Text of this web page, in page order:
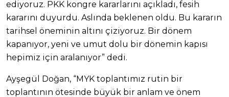
ediyoruz. PKK kongre kararlarını açıkladı, fesih
kararını duyurdu. Aslında beklenen oldu. Bu kararın
tarihsel öneminin altını çiziyoruz. Bir dönem
kapanıyor, yeni ve umut dolu bir dönemin kapısı
hepimiz için aralanıyor” dedi.
Ayşegül Doğan, “MYK toplantımız rutin bir
toplantının ötesinde büyük bir anlam ve önem